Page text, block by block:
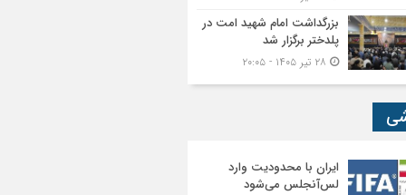
بزرگداشت امام شهید امت در
پلدختر برگزار شد
ایران با محدودیت وارد
لس‌آنجلس می‌شود